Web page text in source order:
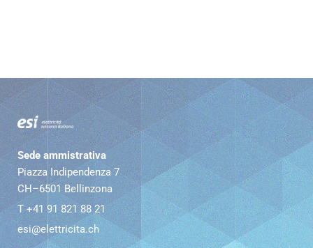
Sede ammistrativa
Piazza Indipendenza 7
CH–6501 Bellinzona
T +41 91 821 88 21
esi@elettricita.ch